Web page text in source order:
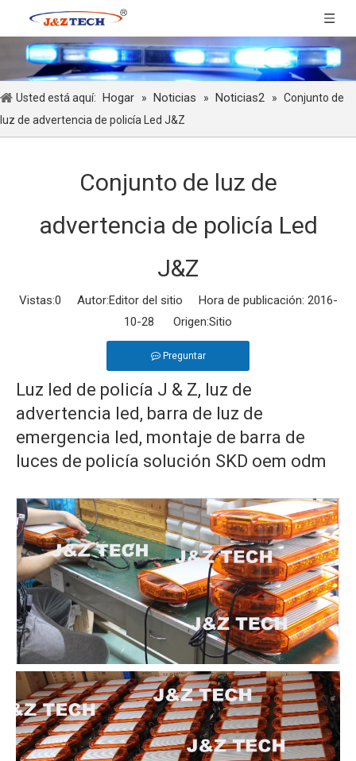
Usted está aquí: Hogar » Noticias » Noticias2 » Conjunto de
luz de advertencia de policía Led J&Z
Conjunto de luz de
advertencia de policía Led
J&Z
Vistas:0 Autor:Editor del sitio Hora de publicación: 2016-
10-28 Origen:Sitio
Preguntar
Luz led de policía J & Z, luz de
advertencia led, barra de luz de
emergencia led, montaje de barra de
luces de policía solución SKD oem odm